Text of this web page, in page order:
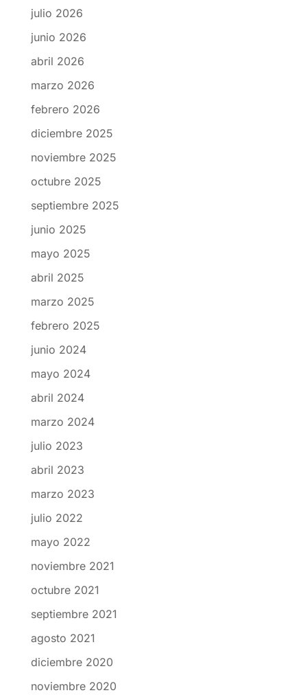
julio 2026
junio 2026
abril 2026
marzo 2026
febrero 2026
diciembre 2025
noviembre 2025
octubre 2025
septiembre 2025
junio 2025
mayo 2025
abril 2025
marzo 2025
febrero 2025
junio 2024
mayo 2024
abril 2024
marzo 2024
julio 2023
abril 2023
marzo 2023
julio 2022
mayo 2022
noviembre 2021
octubre 2021
septiembre 2021
agosto 2021
diciembre 2020
noviembre 2020